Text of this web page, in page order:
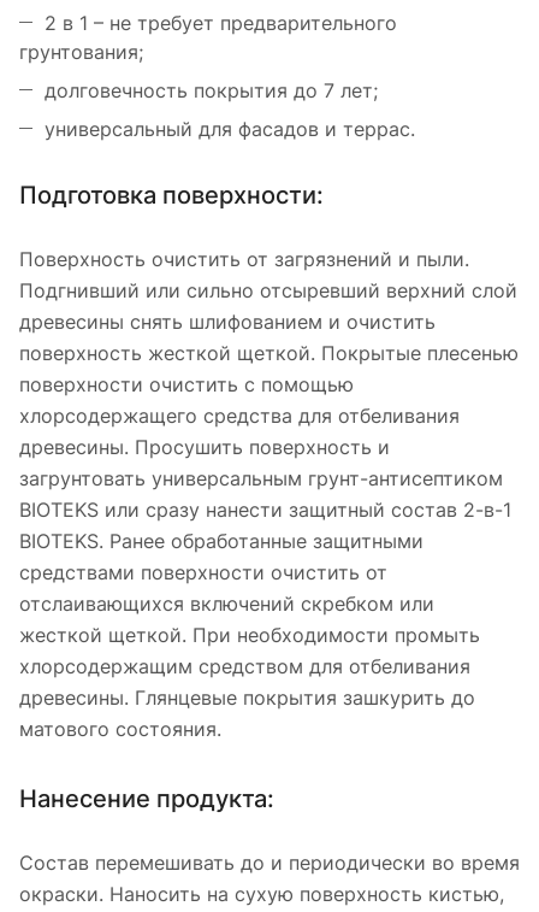
2 в 1 – не требует предварительного
грунтования;
долговечность покрытия до 7 лет;
универсальный для фасадов и террас.
Подготовка поверхности:
Поверхность очистить от загрязнений и пыли.
Подгнивший или сильно отсыревший верхний слой
древесины снять шлифованием и очистить
поверхность жесткой щеткой. Покрытые плесенью
поверхности очистить с помощью
хлорсодержащего средства для отбеливания
древесины. Просушить поверхность и
загрунтовать универсальным грунт-антисептиком
BIOTEKS или сразу нанести защитный состав 2-в-1
BIOTEKS. Ранее обработанные защитными
средствами поверхности очистить от
отслаивающихся включений скребком или
жесткой щеткой. При необходимости промыть
хлорсодержащим средством для отбеливания
древесины. Глянцевые покрытия зашкурить до
матового состояния.
Нанесение продукта:
Состав перемешивать до и периодически во время
окраски. Наносить на сухую поверхность кистью,